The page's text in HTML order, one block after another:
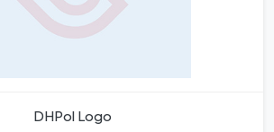
DHPol Logo